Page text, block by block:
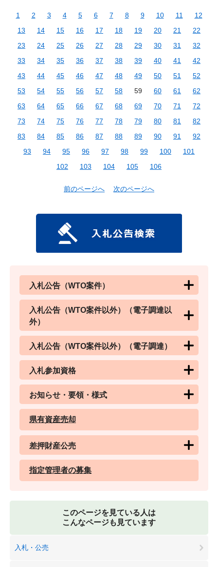
1 2 3 4 5 6 7 8 9 10 11
12
13
14 15 16 17 18 19 20 21
22
23
24 25 26 27 28 29 30 31
32
33
34 35 36 37 38 39 40 41
42
43
44 45 46 47 48 49 50 51
52
53
54 55 56 57 58 59 60 61
62
63
64 65 66 67 68 69 70 71
72
73
74 75 76 77 78 79 80 81
82
83
84 85 86 87 88 89 90 91
92
93
94 95 96 97 98 99 100
101
102
103 104 105 106
前のページへ 次のページへ
入札公告（WTO案件）
入札公告（WTO案件以外）（電子調達以
外）
入札公告（WTO案件以外）（電子調達）
入札参加資格
お知らせ・要領・様式
県有資産売却
差押財産公売
指定管理者の募集
このページを見ている人は
こんなページも見ています
入札・公売